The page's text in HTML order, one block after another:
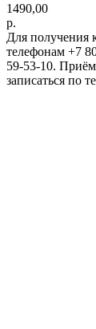
1490,00
р.
Для получения
телефонам +7
59-53-10. Приём
записаться по